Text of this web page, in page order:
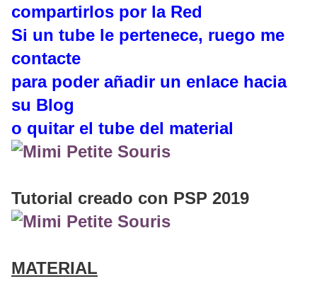
compartirlos por la Red
Si un tube le pertenece, ruego me
contacte
para poder añadir un enlace hacia
su Blog
o quitar el tube del material
Tutorial creado con PSP 2019
MATERIAL